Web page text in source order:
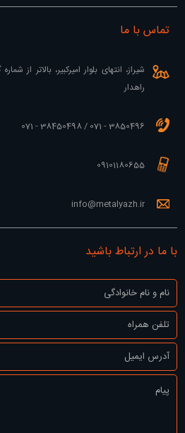
تماس با ما
شیراز، انتهای بلوار امیرکبیر، بالاتر
راهدار
3850496 - 071 / 38450498 - 071
09101180655
info@metalyazh.ir
با ما در ارتباط باشید